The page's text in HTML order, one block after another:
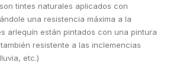
tintes naturales aplicados con
una resistencia máxima a la
arlequín están pintados con una pintura
resistente a las inclemencias
etc.)